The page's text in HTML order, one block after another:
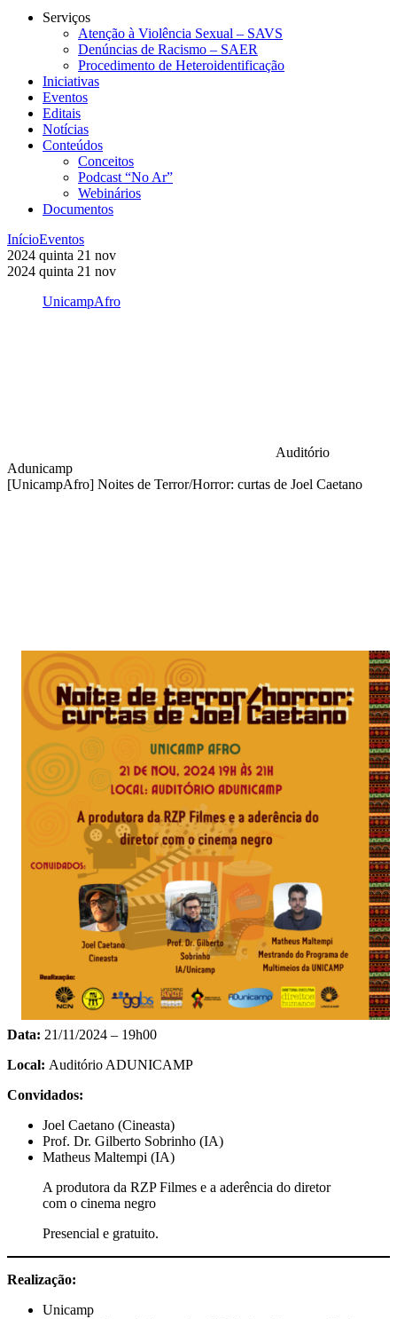
Serviços
Atenção à Violência Sexual – SAVS
Denúncias de Racismo – SAER
Procedimento de Heteroidentificação
Iniciativas
Eventos
Editais
Notícias
Conteúdos
Conceitos
Podcast “No Ar”
Webinários
Documentos
InícioEventos
2024 quinta 21 nov
2024 quinta 21 nov
UnicampAfro
Auditório
Adunicamp
[UnicampAfro] Noites de Terror/Horror: curtas de Joel Caetano
Data: 21/11/2024 – 19h00
Local: Auditório ADUNICAMP
Convidados:
Joel Caetano (Cineasta)
Prof. Dr. Gilberto Sobrinho (IA)
Matheus Maltempi (IA)
A produtora da RZP Filmes e a aderência do diretor
com o cinema negro
Presencial e gratuito.
Realização:
Unicamp